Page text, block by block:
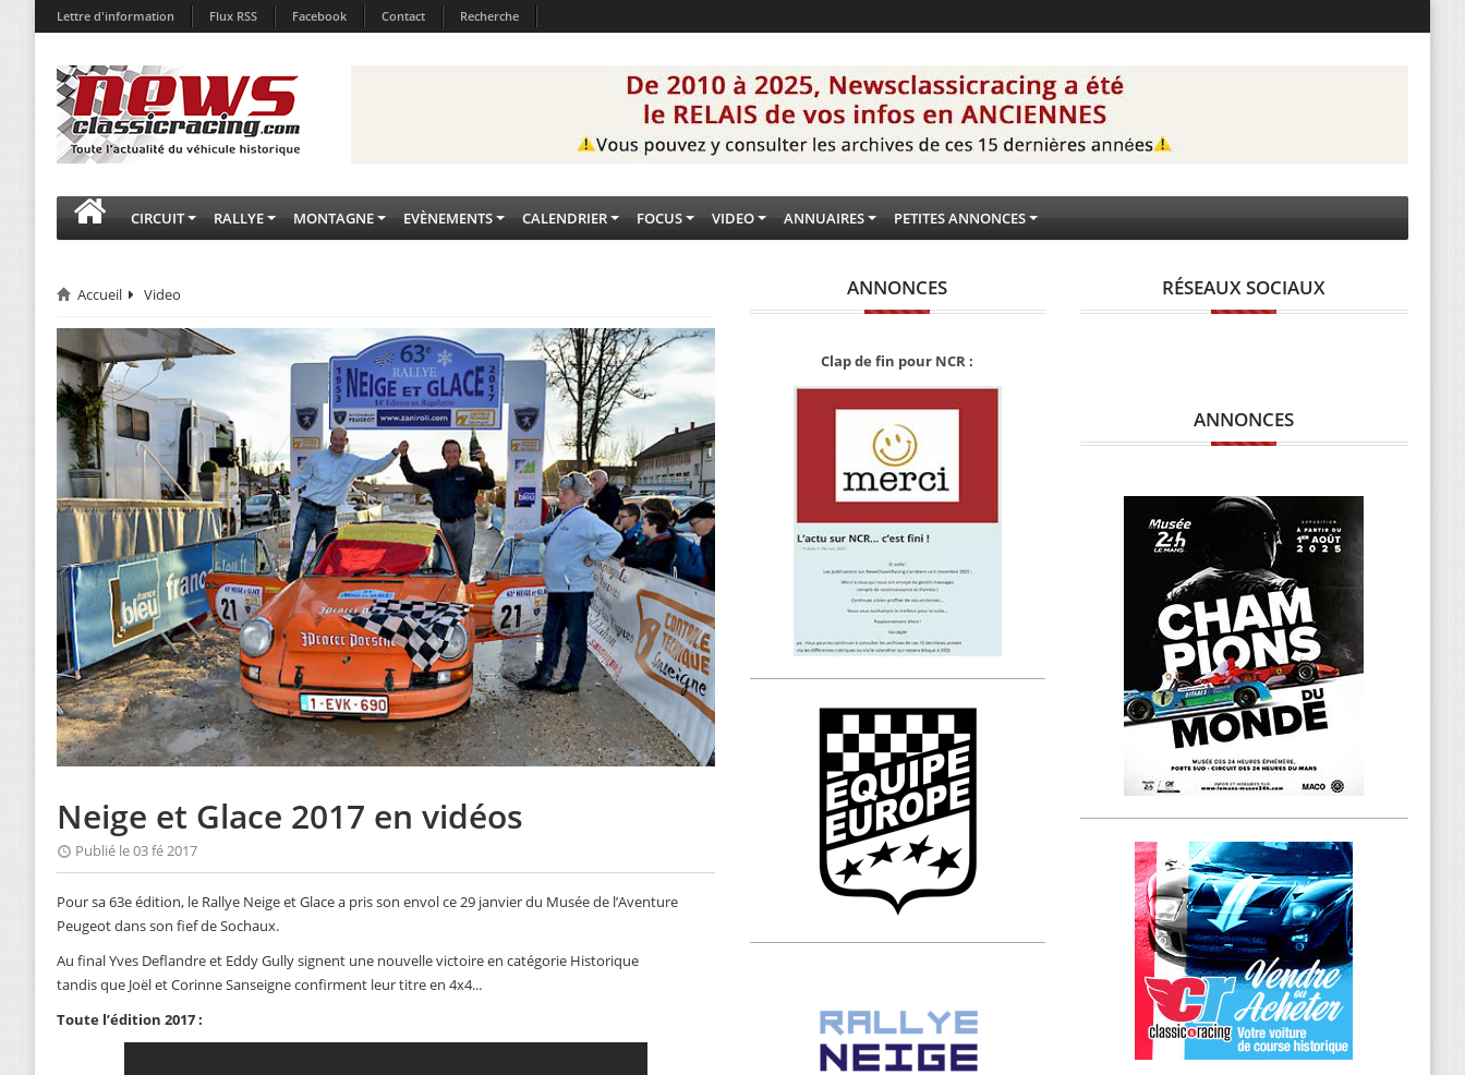
Lettre d'information Flux RSS Facebook Contact Recherche
CIRCUIT RALLYE MONTAGNE EVÈNEMENTS CALENDRIER FOCUS VIDEO ANNUAIRES PETITES ANNONCES
Accueil Video
Neige et Glace 2017 en vidéos
Publié le 03 fé 2017
Pour sa 63e édition, le Rallye Neige et Glace a pris son envol ce 29 janvier du Musée de l’Aventure
Peugeot dans son fief de Sochaux.
Au final Yves Deflandre et Eddy Gully signent une nouvelle victoire en catégorie Historique
tandis que Joël et Corinne Sanseigne confirment leur titre en 4x4...
Toute l’édition 2017 :
ANNONCES
Clap de fin pour NCR :
RÉSEAUX SOCIAUX
ANNONCES